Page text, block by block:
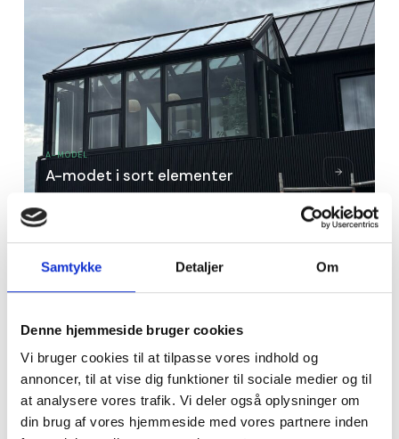
Samtykke Detaljer Om
Denne hjemmeside bruger cookies
Vi bruger cookies til at tilpasse vores indhold og
annoncer, til at vise dig funktioner til sociale medier og til
at analysere vores trafik. Vi deler også oplysninger om
din brug af vores hjemmeside med vores partnere inden
A-MODEL
A-modet i sort elementer
UDESTUE